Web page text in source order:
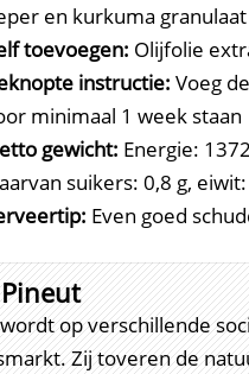
en kurkuma granulaat
toevoegen: Olijfolie
instructie: Voeg
minimaal 1 week staan
gewicht: Energie:
suikers: 0,8 g,
Even goed
op verschillende
Zij toveren de